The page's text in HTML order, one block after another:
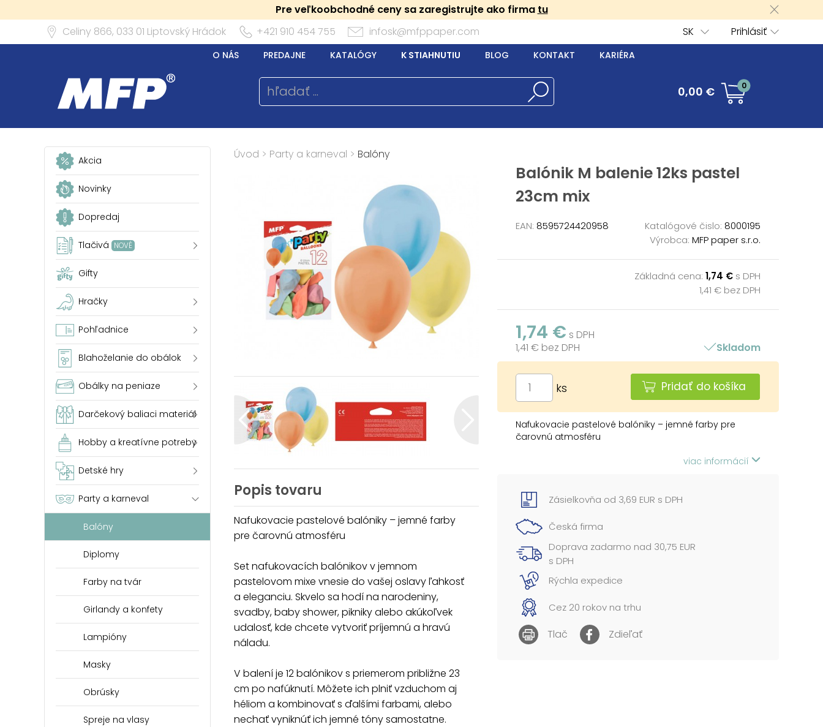
Pre veľkoobchodné ceny sa zaregistrujte ako firma tu
Celiny 866, 033 01 Liptovský Hrádok +421 910 454 755 infosk@mfppaper.com Prihlásiť
SK
O NÁS PREDAJNE KATALÓGY K STIAHNUTIU BLOG KONTAKT KARIÉRA
0,00 € 0
Akcia
Novinky
Dopredaj
Tlačivá NOVÉ
Gifty
Hračky
Pohľadnice
Blahoželanie do obálok
Obálky na peniaze
Darčekový baliaci materiál
Hobby a kreatívne potreby
Detské hry
Party a karneval
Balóny
Diplomy
Farby na tvár
Girlandy a konfety
Lampióny
Masky
Obrúsky
Spreje na vlasy
Úvod > Party a karneval > Balóny
Balónik M balenie 12ks pastel
23cm mix
EAN: 8595724420958 Katalógové čislo: 8000195
Výrobca: MFP paper s.r.o.
Základná cena: 1,74 € s DPH
1,41 € bez DPH
1,74 € s DPH
1,41 € bez DPH
Skladom
ks Pridať do košíka
Nafukovacie pastelové balóniky – jemné farby pre
čarovnú atmosféru
Set nafukovacích balónikov v jemnom pastelovom
alebo akúkoľvek udalosť, kde chcete vytvoriť príjemnú
a hravú náladu.
V balení je 12 balónikov s priemerom približne 23 cm po
nafúknutí. Môžete ich plniť vzduchom aj héliom a
kombinovať s ďalšími farbami, alebo nechať vyniknúť
ich jemné tóny samostatne.
BALENIE OBSAHUJE:
- 12 ks balónikov
Farba: pastelový mix
Priemer po nafúknutí: cca 23 cm
viac informácií
Popis tovaru
Nafukovacie pastelové balóniky – jemné farby
pre čarovnú atmosféru
Set nafukovacích balónikov v jemnom
pastelovom mixe vnesie do vašej oslavy ľahkosť
a eleganciu. Skvelo sa hodí na narodeniny,
svadby, baby shower, pikniky alebo akúkoľvek
udalosť, kde chcete vytvoriť príjemnú a hravú
náladu.
V balení je 12 balónikov s priemerom približne 23
cm po nafúknutí. Môžete ich plniť vzduchom aj
héliom a kombinovať s ďalšími farbami, alebo
nechať vyniknúť ich jemné tóny samostatne.
Zásielkovňa od 3,69 EUR s DPH
Česká firma
Doprava zadarmo nad 30,75 EUR
s DPH
Rýchla expedice
Cez 20 rokov na trhu
Tlač Zdieľať